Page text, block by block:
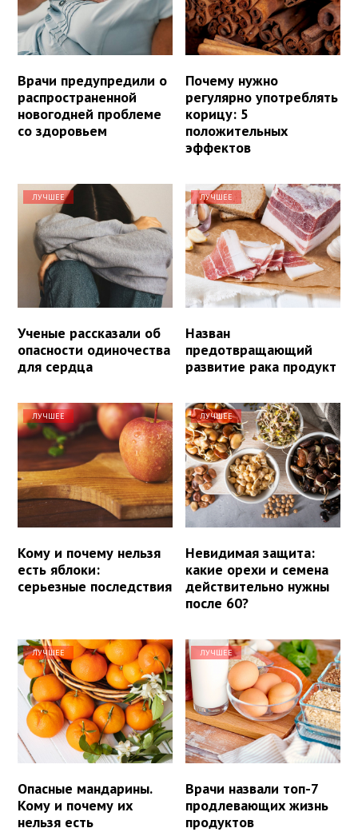
Врачи предупредили о
распространенной
новогодней проблеме
со здоровьем
Почему нужно
регулярно употреблять
корицу: 5
положительных
эффектов
ЛУЧШЕЕ
Ученые рассказали об
опасности одиночества
для сердца
ЛУЧШЕЕ
Назван
предотвращающий
развитие рака продукт
ЛУЧШЕЕ
Кому и почему нельзя
есть яблоки:
серьезные последствия
ЛУЧШЕЕ
Невидимая защита:
какие орехи и семена
действительно нужны
после 60?
ЛУЧШЕЕ
Опасные мандарины.
Кому и почему их
нельзя есть
ЛУЧШЕЕ
Врачи назвали топ-7
продлевающих жизнь
продуктов